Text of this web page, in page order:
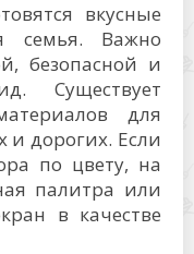
вкусные
семья. Важно
безопасной и
Существует
для
и дорогих. Если
по цвету, на
палитра или
в качестве